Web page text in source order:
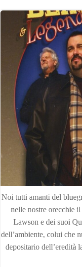
Noi tutti amanti del
nelle nostre orecchie
Lawson e dei suoi
dell’ambiente, colui che
depositario dell’eredità